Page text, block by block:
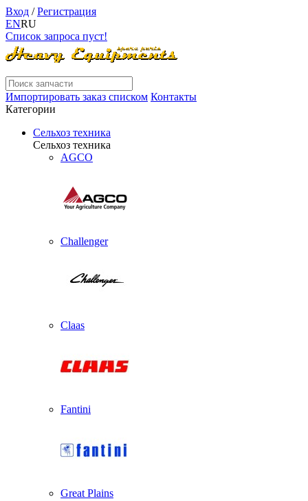
Вход /Регистрация
ENRU
Список запроса пуст!
Импортировать заказ списком Контакты
Категории
Сельхоз техника
Сельхоз техника
AGCO
Challenger
Claas
Fantini
Great Plains